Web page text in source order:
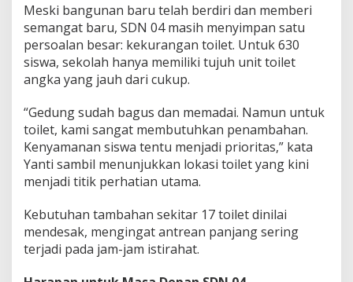
Meski bangunan baru telah berdiri dan memberi
semangat baru, SDN 04 masih menyimpan satu
persoalan besar: kekurangan toilet. Untuk 630
siswa, sekolah hanya memiliki tujuh unit toilet
angka yang jauh dari cukup.
“Gedung sudah bagus dan memadai. Namun untuk
toilet, kami sangat membutuhkan penambahan.
Kenyamanan siswa tentu menjadi prioritas,” kata
Yanti sambil menunjukkan lokasi toilet yang kini
menjadi titik perhatian utama.
Kebutuhan tambahan sekitar 17 toilet dinilai
mendesak, mengingat antrean panjang sering
terjadi pada jam-jam istirahat.